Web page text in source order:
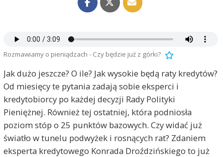
Rozmawiamy o pieniądzach - Czy będzie już z górki?
Jak dużo jeszcze? O ile? Jak wysokie będą raty kredytów?
Od miesięcy te pytania zadają sobie eksperci i
kredytobiorcy po każdej decyzji Rady Polityki
Pieniężnej. Również tej ostatniej, która podniosła
poziom stóp o 25 punktów bazowych. Czy widać już
światło w tunelu podwyżek i rosnących rat? Zdaniem
eksperta kredytowego Konrada Droździńskiego to już